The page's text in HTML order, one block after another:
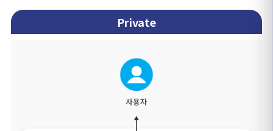
Private